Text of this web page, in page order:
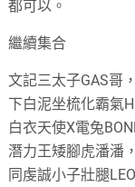
都可以。
繼續集合
文記三太子GAS哥，
下白泥坐梳化霸氣
白衣天使X電兔
潛力王矮腳虎潘潘，
同虔誠小子壯腿LEO